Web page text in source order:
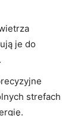
je do
strefach